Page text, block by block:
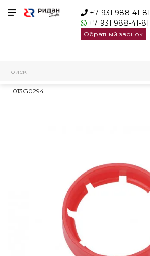
+7 931 988-41-81
+7 931 988-41-81
Обратный звонок
Радиаторные клапаны
013G0294